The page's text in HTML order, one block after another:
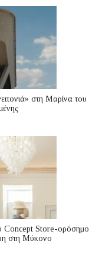
στη Μαρίνα του
Concept Store-ορόσημο
στη Μύκονο